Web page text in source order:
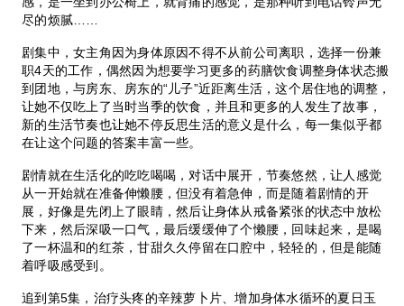
尽的烦腻……
剧集中，女主角因为身体原因不得不从前公司离职，选择一份兼
职4天的工作，偶然因为想要学习更多的药膳饮食调整身体状态搬
到团地，与房东、房东的“儿子”近距离生活，这个居住地的调整，
让她不仅吃上了当时当季的饮食，并且和更多的人发生了故事，
新的生活节奏也让她不停反思生活的意义是什么，每一集似乎都
在让这个问题的答案丰富一些。
剧情就在生活化的吃吃喝喝，对话中展开，节奏悠然，让人感觉
从一开始就在准备伸懒腰，但没有着急伸，而是随着剧情的开
展，好像是先闭上了眼睛，然后让身体从戒备紧张的状态中放松
下来，然后深吸一口气，最后缓缓伸了个懒腰，回味起来，是喝
了一杯温和的红茶，甘甜久久停留在口腔中，轻轻的，但是能随
着呼吸感受到。
追到第5集，治疗头疼的辛辣萝卜片、增加身体水循环的夏日玉